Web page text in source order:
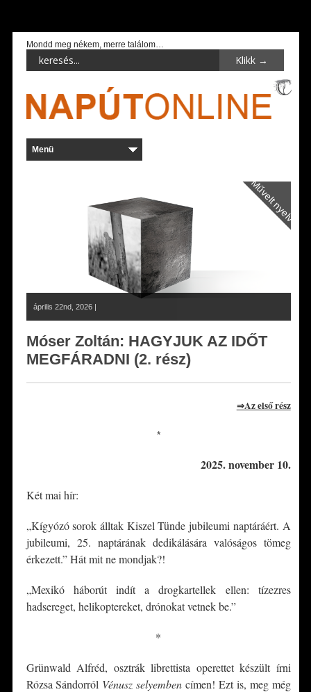
Mondd meg nékem, merre találom…
Művelt nyelv
április 22nd, 2026 |
Móser Zoltán: HAGYJUK AZ IDŐT
MEGFÁRADNI (2. rész)
⇒Az első rész
*
2025. november 10.
Két mai hír:
„Kígyózó sorok álltak Kiszel Tünde jubileumi naptáráért. A
jubileumi, 25. naptárának dedikálására valóságos tömeg
érkezett.” Hát mit ne mondjak?!
„Mexikó háborút indít a drogkartellek ellen: tízezres
hadsereget, helikoptereket, drónokat vetnek be.”
*
Grünwald Alfréd, osztrák librettista operettet készült írni
Rózsa Sándorról Vénusz selyemben címen! Ezt is, meg még